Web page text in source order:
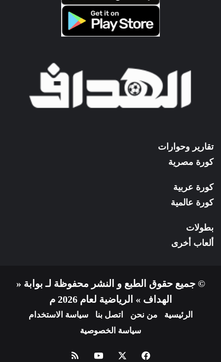
تقارير وحوارات
كورة مصرية
كورة عربية
كورة عالمية
بطولات
ألعاب أخرى
© جميع حقوق الطبع و النشر محفوظة لـ بوابة «
الهداف » الرياضية لعام 2026 م
الرئيسية من نحن اتصل بنا
سياسة الاستخدام
سياسة الخصوصية
فيسبوك يوتيوبملخص